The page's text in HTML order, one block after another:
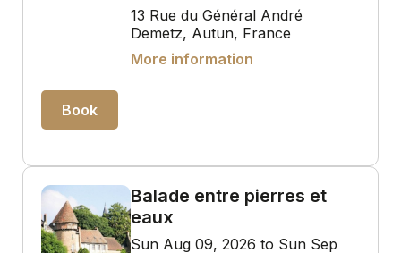
13 Rue du Général André
Demetz, Autun, France
More information
Book
Balade entre pierres et
eaux
Sun Aug 09, 2026 to Sun Sep